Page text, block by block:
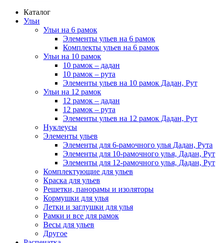
Каталог
Ульи
Ульи на 6 рамок
Элементы ульев на 6 рамок
Комплекты ульев на 6 рамок
Ульи на 10 рамок
10 рамок – дадан
10 рамок – рута
Элементы ульев на 10 рамок Дадан, Рут
Ульи на 12 рамок
12 рамок – дадан
12 рамок – рута
Элементы ульев на 12 рамок Дадан, Рут
Нуклеусы
Элементы ульев
Элементы для 6-рамочного улья Дадан, Рута
Элементы для 10-рамочного улья, Дадан, Рут
Элементы для 12-рамочного улья, Дадан, Рут
Комплектующие для ульев
Краска для ульев
Решетки, панорамы и изоляторы
Кормушки для улья
Летки и заглушки для улья
Рамки и все для рамок
Весы для ульев
Другое